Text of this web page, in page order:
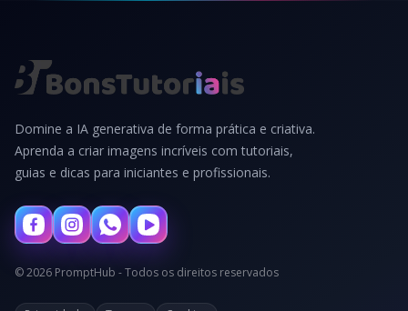
Domine a IA generativa de forma prática e criativa.
Aprenda a criar imagens incríveis com tutoriais,
guias e dicas para iniciantes e profissionais.
© 2026 PromptHub - Todos os direitos reservados